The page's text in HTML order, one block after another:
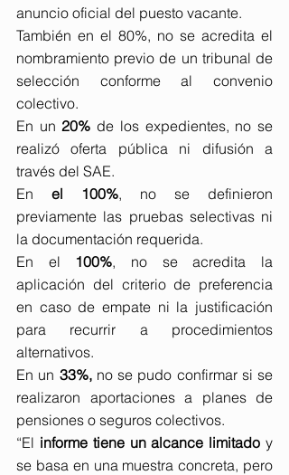
anuncio oficial del puesto vacante.
También en el 80%, no se acredita el
nombramiento previo de un tribunal de
selección conforme al convenio
colectivo.
En un 20% de los expedientes, no se
realizó oferta pública ni difusión a
través del SAE.
En el 100%, no se definieron
previamente las pruebas selectivas ni
la documentación requerida.
En el 100%, no se acredita la
aplicación del criterio de preferencia
en caso de empate ni la justificación
para recurrir a procedimientos
alternativos.
En un 33%, no se pudo confirmar si se
realizaron aportaciones a planes de
pensiones o seguros colectivos.
“El informe tiene un alcance limitado y
se basa en una muestra concreta, pero